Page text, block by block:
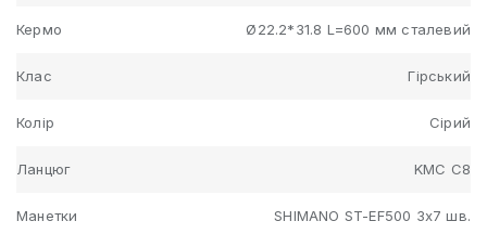
Кермо Ø22.2*31.8 L=600 мм сталевий
Клас Гірський
Колір Сірий
Ланцюг KMC C8
Манетки SHIMANO ST-EF500 3х7 шв.